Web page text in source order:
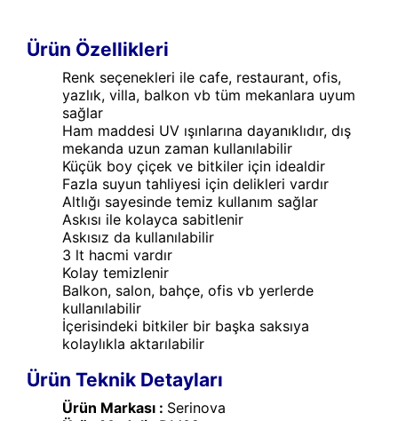
Ürün Özellikleri
Renk seçenekleri ile cafe, restaurant, ofis,
yazlık, villa, balkon vb tüm mekanlara uyum
sağlar
Ham maddesi UV ışınlarına dayanıklıdır, dış
mekanda uzun zaman kullanılabilir
Küçük boy çiçek ve bitkiler için idealdir
Fazla suyun tahliyesi için delikleri vardır
Altlığı sayesinde temiz kullanım sağlar
Askısı ile kolayca sabitlenir
Askısız da kullanılabilir
3 lt hacmi vardır
Kolay temizlenir
Balkon, salon, bahçe, ofis vb yerlerde
kullanılabilir
İçerisindeki bitkiler bir başka saksıya
kolaylıkla aktarılabilir
Ürün Teknik Detayları
Ürün Markası : Serinova